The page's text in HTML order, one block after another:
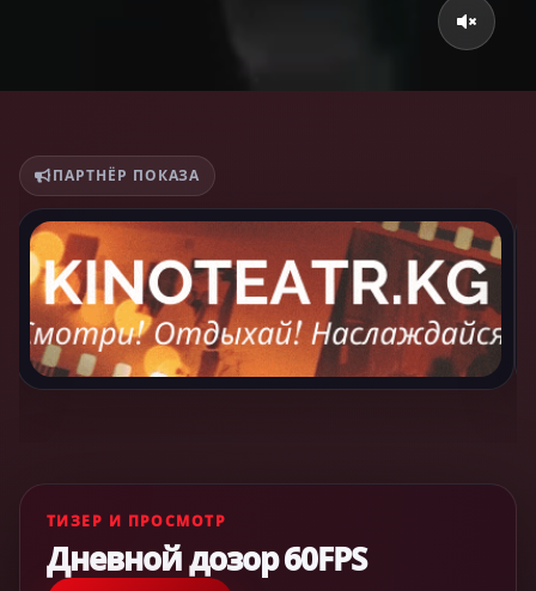
ПАРТНЁР ПОКАЗА
ТИЗЕР И ПРОСМОТР
Дневной дозор 60FPS